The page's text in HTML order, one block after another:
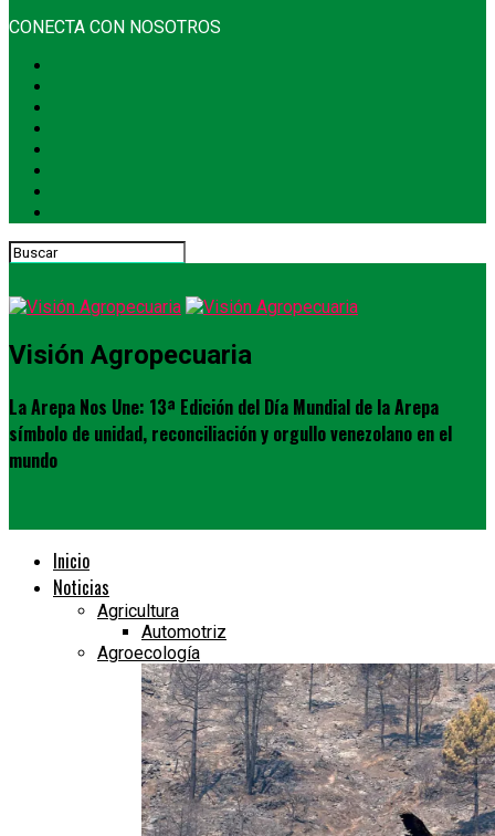
CONECTA CON NOSOTROS
Visión Agropecuaria
La Arepa Nos Une: 13ª Edición del Día Mundial de la Arepa
símbolo de unidad, reconciliación y orgullo venezolano en el
mundo
Inicio
Noticias
Agricultura
Automotriz
Agroecología